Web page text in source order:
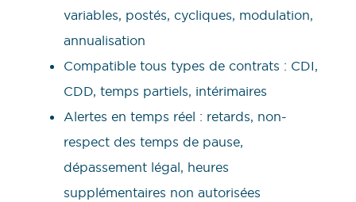
variables, postés, cycliques, modulation,
annualisation
Compatible tous types de contrats : CDI,
CDD, temps partiels, intérimaires
Alertes en temps réel : retards, non-
respect des temps de pause,
dépassement légal, heures
supplémentaires non autorisées